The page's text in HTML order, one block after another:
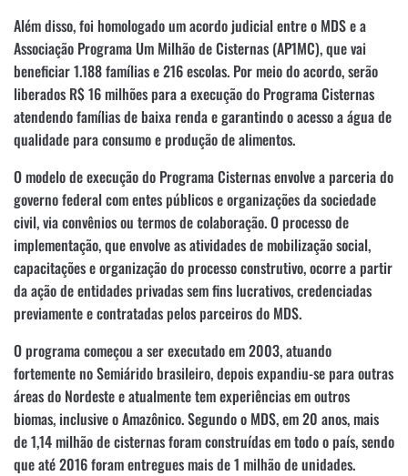
Além disso, foi homologado um acordo judicial entre o MDS e a
Associação Programa Um Milhão de Cisternas (AP1MC), que vai
beneficiar 1.188 famílias e 216 escolas. Por meio do acordo, serão
liberados R$ 16 milhões para a execução do Programa Cisternas
atendendo famílias de baixa renda e garantindo o acesso a água de
qualidade para consumo e produção de alimentos.
O modelo de execução do Programa Cisternas envolve a parceria do
governo federal com entes públicos e organizações da sociedade
civil, via convênios ou termos de colaboração. O processo de
implementação, que envolve as atividades de mobilização social,
capacitações e organização do processo construtivo, ocorre a partir
da ação de entidades privadas sem fins lucrativos, credenciadas
previamente e contratadas pelos parceiros do MDS.
O programa começou a ser executado em 2003, atuando
fortemente no Semiárido brasileiro, depois expandiu-se para outras
áreas do Nordeste e atualmente tem experiências em outros
biomas, inclusive o Amazônico. Segundo o MDS, em 20 anos, mais
de 1,14 milhão de cisternas foram construídas em todo o país, sendo
que até 2016 foram entregues mais de 1 milhão de unidades.